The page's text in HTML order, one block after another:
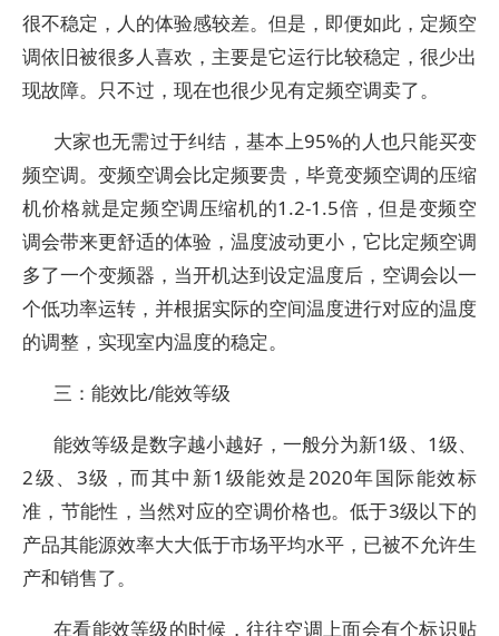
很不稳定，人的体验感较差。但是，即便如此，定频空
调依旧被很多人喜欢，主要是它运行比较稳定，很少出
现故障。只不过，现在也很少见有定频空调卖了。
大家也无需过于纠结，基本上95%的人也只能买变
频空调。变频空调会比定频要贵，毕竟变频空调的压缩
机价格就是定频空调压缩机的1.2-1.5倍，但是变频空
调会带来更舒适的体验，温度波动更小，它比定频空调
多了一个变频器，当开机达到设定温度后，空调会以一
个低功率运转，并根据实际的空间温度进行对应的温度
的调整，实现室内温度的稳定。
三：能效比/能效等级
能效等级是数字越小越好，一般分为新1级、1级、
2级、3级，而其中新1级能效是2020年国际能效标
准，节能性，当然对应的空调价格也。低于3级以下的
产品其能源效率大大低于市场平均水平，已被不允许生
产和销售了。
在看能效等级的时候，往往空调上面会有个标识贴